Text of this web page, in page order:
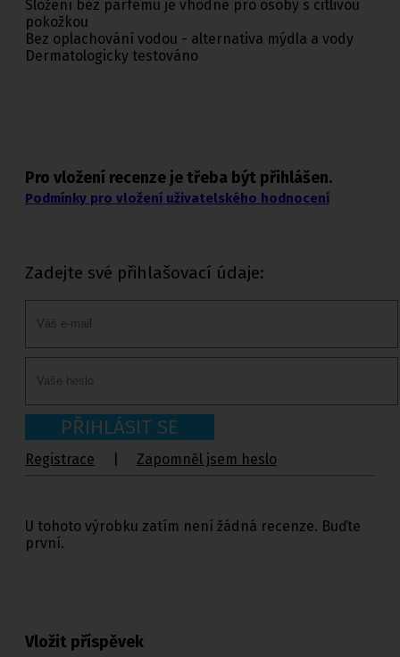
Složení bez parfému je vhodné pro osoby s citlivou
pokožkou
Bez oplachování vodou - alternativa mýdla a vody
Dermatologicky testováno
Pro vložení recenze je třeba být přihlášen.
Podmínky pro vložení uživatelského hodnocení
Zadejte své přihlašovací údaje:
PŘIHLÁSIT SE
Registrace Zapomněl jsem heslo
U tohoto výrobku zatím není žádná recenze. Buďte
první.
Vložit příspěvek